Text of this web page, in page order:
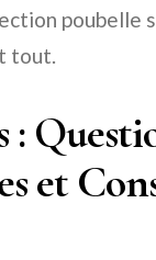
poubelle
tout.
:
et